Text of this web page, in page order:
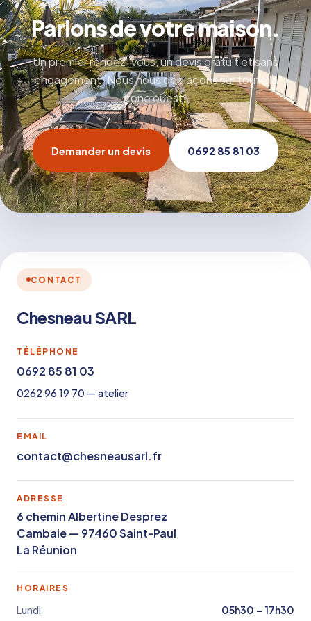
Parlons de votre maison.
Un premier rendez-vous, un devis gratuit et sans
engagement. Nous nous déplaçons sur toute la
zone ouest.
Demander un devis 0692 85 81 03
CONTACT
Chesneau SARL
TÉLÉPHONE
0692 85 81 03
0262 96 19 70 — atelier
EMAIL
contact@chesneausarl.fr
ADRESSE
6 chemin Albertine Desprez
Cambaie — 97460 Saint-Paul
La Réunion
HORAIRES
Lundi
05h30 – 17h30